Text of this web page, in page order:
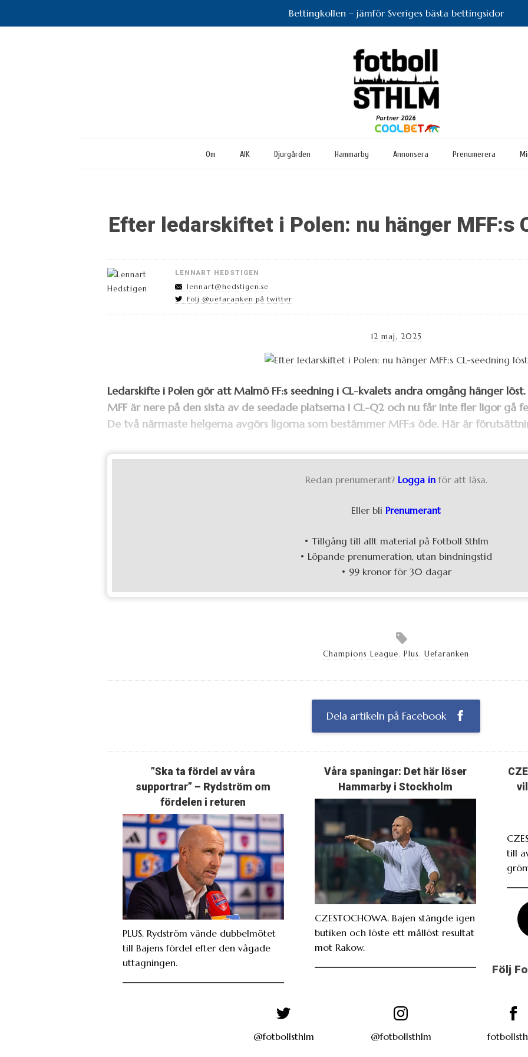
Bettingkollen – jämför Sveriges bästa bettingsidor
Om AIK Djurgården Hammarby Annonsera Prenumerera
Efter ledarskiftet i Polen: nu hänger MFF:s
LENNART HEDSTIGEN
lennart@hedstigen.se
Följ @uefaranken på twitter
12 maj, 2025
Ledarskifte i Polen gör att Malmö FF:s seedning i CL-kvalets andra omgång hänger löst.
MFF är nere på den sista av de seedade platserna i CL-Q2 och nu får inte fler ligor gå
De två närmaste helgerna avgörs ligorna som bestämmer MFF:s öde. Här är
Redan prenumerant? Logga in för att läsa.
Eller bli Prenumerant
• Tillgång till allt material på Fotboll Sthlm
• Löpande prenumeration, utan bindningstid
• 99 kronor för 30 dagar
Champions League, Plus, Uefaranken
Dela artikeln på Facebook
”Ska ta fördel av våra
supportrar” – Rydström om
fördelen i returen
PLUS. Rydström vände dubbelmötet
till Bajens fördel efter den vågade
uttagningen.
Våra spaningar: Det här löser
Hammarby i Stockholm
CZESTOCHOWA. Bajen stängde igen
butiken och löste ett mållöst resultat
mot Rakow.
till
Följ
@fotbollsthlm @fotbollsthlm